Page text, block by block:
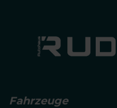
Fahrzeuge